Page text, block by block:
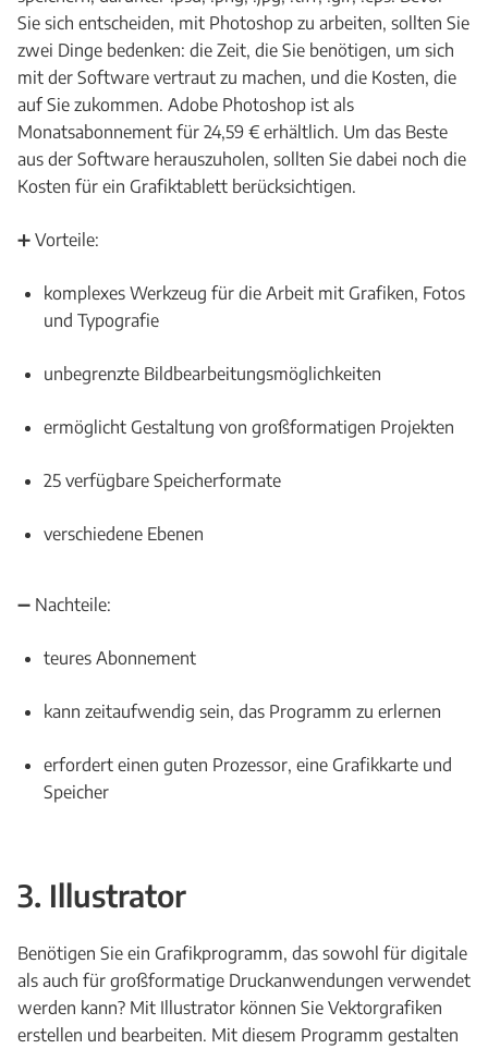
Sie sich entscheiden, mit Photoshop zu arbeiten, sollten Sie
zwei Dinge bedenken: die Zeit, die Sie benötigen, um sich
mit der Software vertraut zu machen, und die Kosten, die
auf Sie zukommen. Adobe Photoshop ist als
Monatsabonnement für 24,59 € erhältlich. Um das Beste
aus der Software herauszuholen, sollten Sie dabei noch die
Kosten für ein Grafiktablett berücksichtigen.
➕ Vorteile:
komplexes Werkzeug für die Arbeit mit Grafiken, Fotos
und Typografie
unbegrenzte Bildbearbeitungsmöglichkeiten
ermöglicht Gestaltung von großformatigen Projekten
25 verfügbare Speicherformate
verschiedene Ebenen
➖ Nachteile:
teures Abonnement
kann zeitaufwendig sein, das Programm zu erlernen
erfordert einen guten Prozessor, eine Grafikkarte und
Speicher
3. Illustrator
Benötigen Sie ein Grafikprogramm, das sowohl für digitale
als auch für großformatige Druckanwendungen verwendet
werden kann? Mit Illustrator können Sie Vektorgrafiken
erstellen und bearbeiten. Mit diesem Programm gestalten